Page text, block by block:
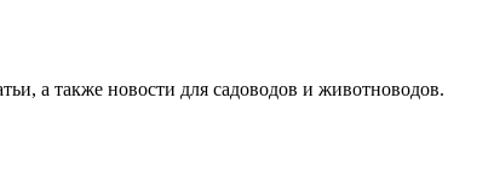
а также новости для садоводов и животноводов.